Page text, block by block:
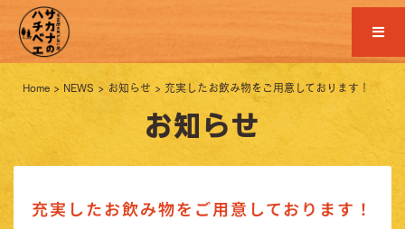
Home > NEWS > お知らせ > 充実したお飲み物をご用意しております！
お知らせ
充実したお飲み物をご用意しております！